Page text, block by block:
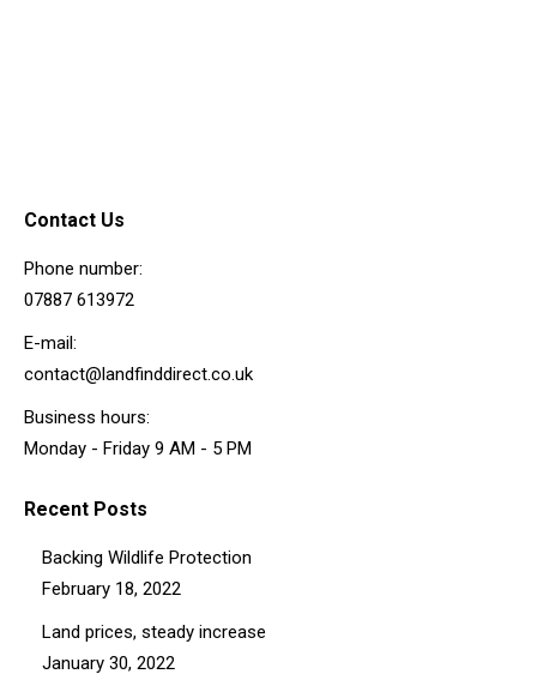
Contact Us
Phone number:
07887 613972
E-mail:
contact@landfinddirect.co.uk
Business hours:
Monday - Friday 9 AM - 5 PM
Recent Posts
Backing Wildlife Protection
February 18, 2022
Land prices, steady increase
January 30, 2022